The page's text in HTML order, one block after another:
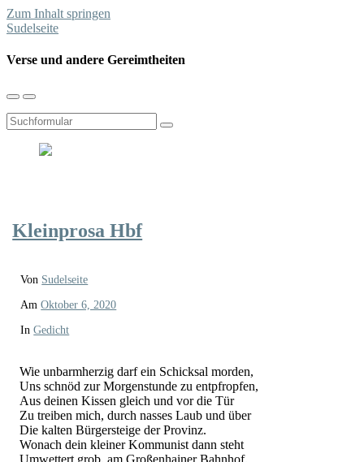
Zum Inhalt springen
Sudelseite
Verse und andere Gereimtheiten
Mobil-
Menü
umschalten
Suchfeld
umschalten
Suchen
Kleinprosa Hbf
Von Sudelseite
AmOktober 6, 2020
InGedicht
Wie unbarmherzig darf ein Schicksal morden,
Uns schnöd zur Morgenstunde zu entpfropfen,
Aus deinen Kissen gleich und vor die Tür
Zu treiben mich, durch nasses Laub und über
Die kalten Bürgersteige der Provinz.
Wonach dein kleiner Kommunist dann steht
Umwettert grob, am Großenhainer Bahnhof.